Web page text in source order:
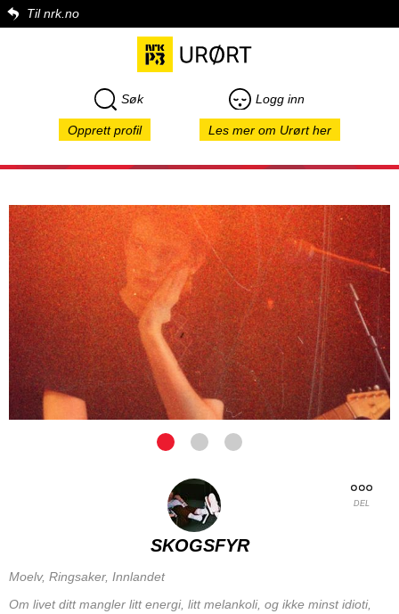
Til nrk.no
Søk Logg inn
Opprett profil Les mer om Urørt her
DEL
SKOGSFYR
Moelv, Ringsaker, Innlandet
Om livet ditt mangler litt energi, litt melankoli, og ikke minst idioti,